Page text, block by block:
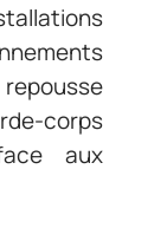
corps
aux